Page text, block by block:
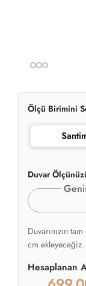
Ölçü Birimini
Duvar
Duvarınızın
cm ekleyeceğiz.
Hesaplanan